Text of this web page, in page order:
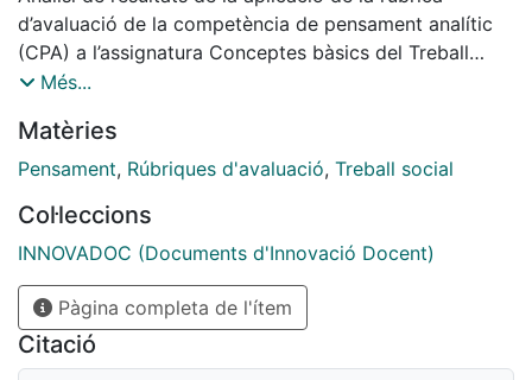
d’avaluació de la competència de pensament analític
(CPA) a l’assignatura Conceptes bàsics del Treball
social del Grau de Treball Social
Més...
Matèries
Pensament, Rúbriques d'avaluació, Treball social
Col·leccions
INNOVADOC (Documents d'Innovació Docent)
Pàgina completa de l'ítem
Citació